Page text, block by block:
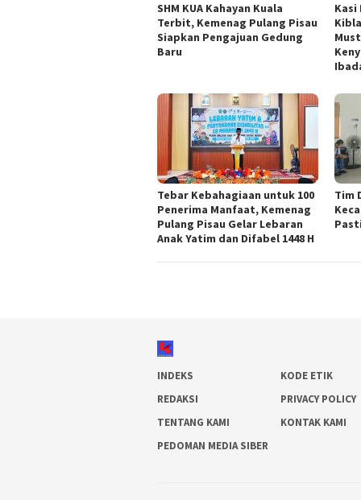
SHM KUA Kahayan Kuala
Terbit, Kemenag Pulang Pisau
Siapkan Pengajuan Gedung
Baru
Kasi
Tebar Kebahagiaan untuk 100
Penerima Manfaat, Kemenag
Pulang Pisau Gelar Lebaran
Anak Yatim dan Difabel 1448 H
Tim
INDEKS
KODE ETIK
REDAKSI
PRIVACY POLICY
TENTANG KAMI
KONTAK KAMI
PEDOMAN MEDIA SIBER